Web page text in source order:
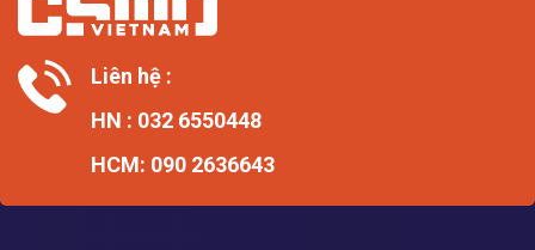
Liên hệ :
HN : 032 6550448
HCM: 090 2636643